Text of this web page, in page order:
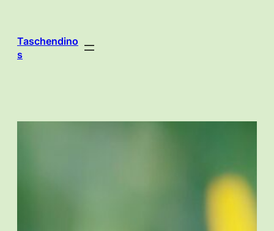
springen
Taschendino
s